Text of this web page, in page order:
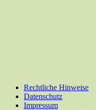
Rechtliche Hinweise
Datenschutz
Impressum